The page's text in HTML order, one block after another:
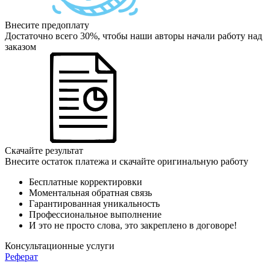
Внесите предоплату
Достаточно всего 30%, чтобы наши авторы начали работу над
заказом
Скачайте результат
Внесите остаток платежа и скачайте оригинальную работу
Бесплатные корректировки
Моментальная обратная связь
Гарантированная уникальность
Профессиональное выполнение
И это не просто слова, это закреплено в договоре!
Консультационные услуги
Реферат